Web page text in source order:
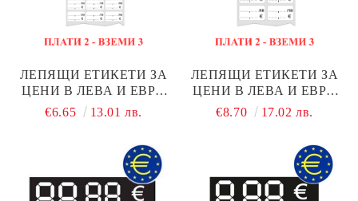
ЛЕПЯЩИ ЕТИКЕТИ ЗА
ЦЕНИ В ЛЕВА И ЕВРО
30X20MM 1000БР.
€6.65 13.01 лв.
ЛЕПЯЩИ ЕТИКЕТИ ЗА
ЦЕНИ В ЛЕВА И ЕВРО
50X30MM 1000БР.
€8.70 17.02 лв.